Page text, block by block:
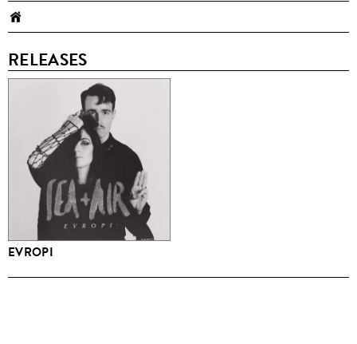
RELEASES
EVROPI